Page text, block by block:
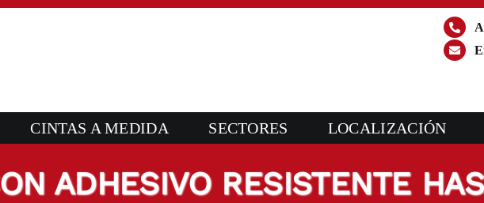
CINTAS A MEDIDA SECTORES LOCALIZACIÓN
ADHESIVO RESISTENTE